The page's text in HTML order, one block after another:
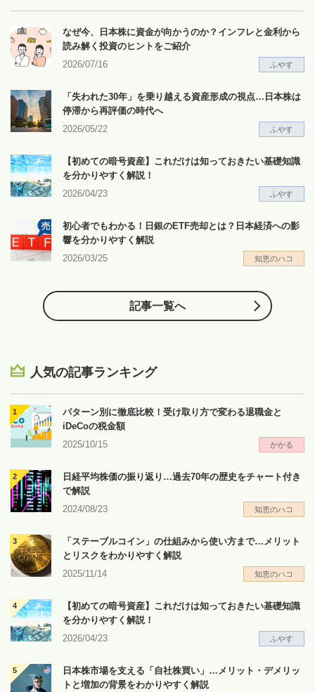
なぜ今、日本株に資金が向かうのか？インフレと金利から
読み解く投資のヒントをご紹介
2026/07/16
ふやす
「失われた30年」を乗り越える資産形成の視点…日本株は
停滞から再評価の時代へ
2026/05/22
ふやす
【初めての暗号資産】これだけは知っておきたい基礎知識
を分かりやすく解説！
2026/04/23
ふやす
初心者でもわかる！日銀のETF売却とは？日本経済への影
響を分かりやすく解説
2026/03/25
知恵のハコ
記事一覧へ
人気の記事ランキング
パターン別に徹底比較！受け取り方で変わる退職金と
iDeCoの税金額
2025/10/15
かかる
日経平均株価の振り返り…過去70年の歴史をチャート付き
で解説
2024/08/23
知恵のハコ
「ステーブルコイン」の仕組みから使い方まで…メリット
とリスクをわかりやすく解説
2025/11/14
知恵のハコ
【初めての暗号資産】これだけは知っておきたい基礎知識
を分かりやすく解説！
2026/04/23
ふやす
日本株市場を支える「自社株買い」…メリット・デメリッ
トと増加の背景をわかりやすく解説